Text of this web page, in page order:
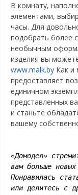
В комнату,
элементами,
часы. Для
подобрать более
необычным
изделия вы
www.malk.by Как и
предоставляет
единичном
представленных
и станьте
вашему
«Домодел»
вам больше
Понравилась
или делитесь с